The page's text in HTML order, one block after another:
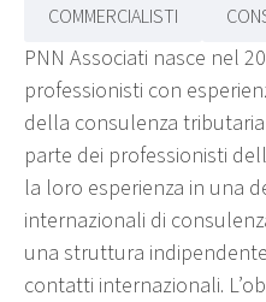
COMMERCIALISTI
PNN Associati nasce nel
professionisti con
della consulenza
parte dei professionisti
la loro esperienza in una
internazionali di
una struttura
contatti internazionali.